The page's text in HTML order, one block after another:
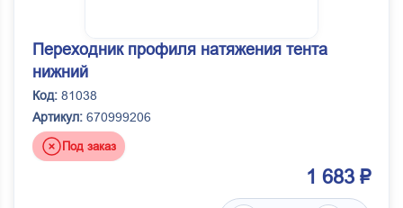
Переходник профиля натяжения тента
нижний
Код: 81038
Артикул: 670999206
Под заказ
1 683 ₽